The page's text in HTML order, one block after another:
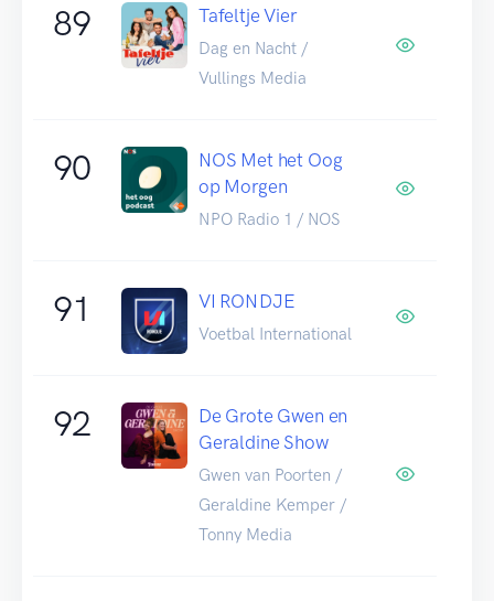
89 Tafeltje Vier
Dag en Nacht /
Vullings Media
90
NOS Met het Oog
op Morgen
NPO Radio 1 / NOS
91 VI RONDJE
Voetbal International
92
De Grote Gwen en
Geraldine Show
Gwen van Poorten /
Geraldine Kemper /
Tonny Media